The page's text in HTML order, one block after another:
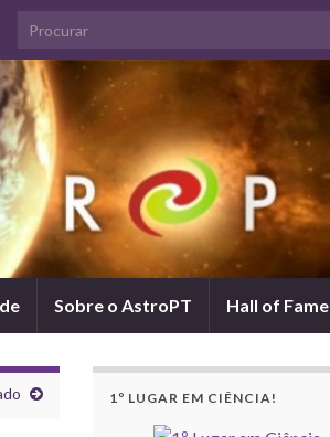
Search for:
Sobre o AstroPT Hall of Fame
1º LUGAR EM CIÊNCIA!